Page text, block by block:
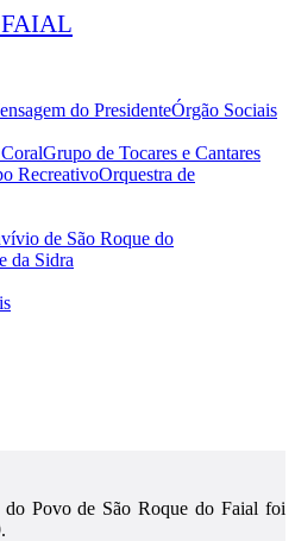
FAIAL
do PresidenteÓrgão Sociais
Grupo de Tocares e Cantares
RecreativoOrquestra de
de São Roque do
da Sidra
Povo de São Roque do Faial foi